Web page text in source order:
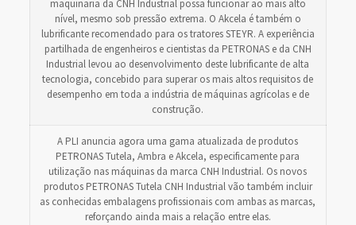
maquinaria da CNH Industrial possa funcionar ao mais alto
nível, mesmo sob pressão extrema. O Akcela é também o
lubrificante recomendado para os tratores STEYR. A experiência
partilhada de engenheiros e cientistas da PETRONAS e da CNH
Industrial levou ao desenvolvimento deste lubrificante de alta
tecnologia, concebido para superar os mais altos requisitos de
desempenho em toda a indústria de máquinas agrícolas e de
construção.
A PLI anuncia agora uma gama atualizada de produtos
PETRONAS Tutela, Ambra e Akcela, especificamente para
utilização nas máquinas da marca CNH Industrial. Os novos
produtos PETRONAS Tutela CNH Industrial vão também incluir
as conhecidas embalagens profissionais com ambas as marcas,
reforçando ainda mais a relação entre elas.